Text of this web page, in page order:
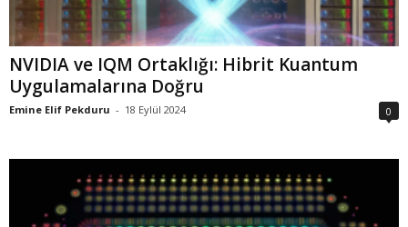
NVIDIA ve IQM Ortaklığı: Hibrit Kuantum
Uygulamalarına Doğru
Emine Elif Pekduru - 18 Eylül 2024 0